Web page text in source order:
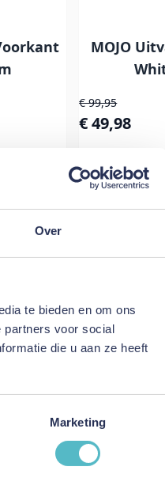
Over
te bieden en om ons
partners voor social
die u aan ze heeft
Marketing
MOJO
Speciale prijs
€ 49,98
Normale prijs
€ 99,95
In
MOJO